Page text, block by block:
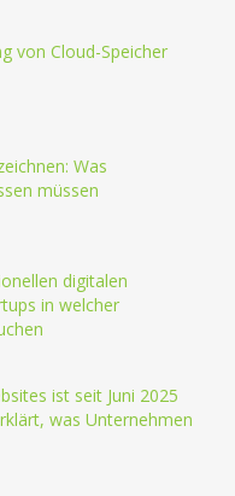
von Cloud-Speicher
Was
müssen
digitalen
in welcher
ist seit Juni 2025
was Unternehmen